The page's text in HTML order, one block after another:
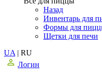
Назад
Инвентарь для
Формы для
Щетки для печи
UA | RU
Логин